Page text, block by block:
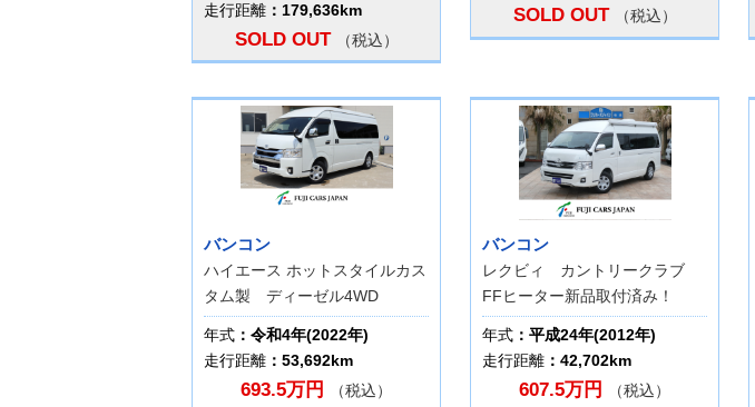
走行距離 ：179,636km
SOLD OUT （税込）
SOLD OUT （税込）
バンコン
ハイエース ホットスタイルカス
タム製 ディーゼル4WD
年式 ：令和4年(2022年)
走行距離 ：53,692km
693.5万円 （税込）
バンコン
レクビィ カントリークラブ
FFヒーター新品取付済み！
年式 ：平成24年(2012年)
走行距離 ：42,702km
607.5万円 （税込）